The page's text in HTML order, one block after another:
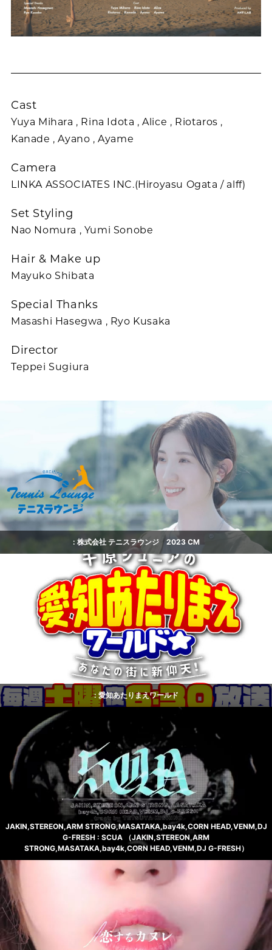
Cast
Yuya Mihara , Rina Idota , Alice , Riotaros ,
Kanade , Ayano , Ayame
Camera
LINKA ASSOCIATES INC.(Hiroyasu Ogata / alff)
Set Styling
Nao Nomura , Yumi Sonobe
Hair & Make up
Mayuko Shibata
Special Thanks
Masashi Hasegwa , Ryo Kusaka
Director
Teppei Sugiura
: 株式会社 テニスラウンジ 2023 CM
: 愛知あたりまえワールド
JAKIN,STEREON,ARM STRONG,MASATAKA,bay4k,CORN HEAD,VENM,DJ
G-FRESH : SCUA （JAKIN,STEREON,ARM
STRONG,MASATAKA,bay4k,CORN HEAD,VENM,DJ G-FRESH）